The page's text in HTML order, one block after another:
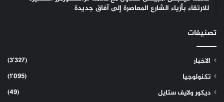
للارتقاء بأزياء الشارع المعاصرة إلى آفاق جديدة
تصنيفات
الاخبار
(3٬327)
تكنولوجيا
(1٬095)
ديكور ولايف ستايل
(49)